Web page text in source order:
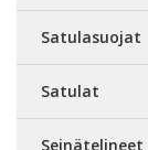
Satulasuojat
Satulat
Seinätelineet